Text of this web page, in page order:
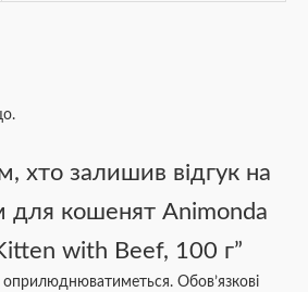
хто залишив відгук на
для кошенят Animonda
with Beef, 100 г”
оприлюднюватиметься. Обов’язкові